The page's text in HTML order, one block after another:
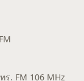
. FM 106 MHz